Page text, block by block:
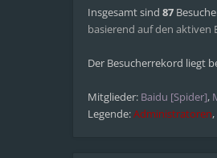
Insgesamt sind 87
basierend auf den aktiven
Der Besucherrekord liegt
Mitglieder: Baidu [Spider],
Legende:Administratoren,